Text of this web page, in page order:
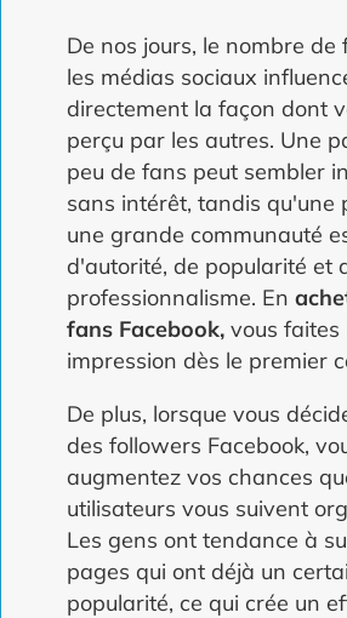
De nos jours, le nombre de
les médias sociaux
directement la façon dont
perçu par les autres. Une
peu de fans peut sembler
sans intérêt, tandis qu'une
une grande communauté
d'autorité, de popularité et
professionnalisme. En
fans Facebook, vous faites
impression dès le premier
De plus, lorsque vous
des followers Facebook,
augmentez vos chances
utilisateurs vous suivent
Les gens ont tendance à
pages qui ont déjà un
popularité, ce qui crée un